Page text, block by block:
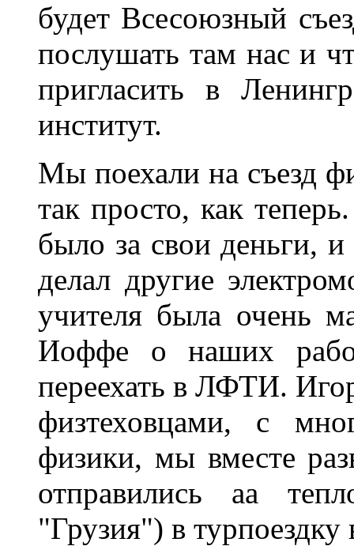
будет Всесоюзный
послушать там нас и
пригласить в
институт.
Мы поехали на съезд
так просто, как
было за свои деньги,
делал другие
учителя была очень
Иоффе о наших
переехать в ЛФТИ.
физтеховцами, с
физики, мы вместе
отправились аа
"Грузия") в